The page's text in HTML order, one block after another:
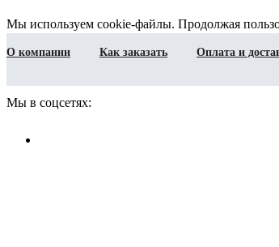
Мы используем cookie-файлы. Продолжая
О компании Как заказать Оплата и
Мы в соцсетях: